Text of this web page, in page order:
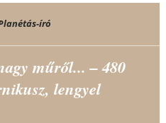
író
műről... – 480
lengyel